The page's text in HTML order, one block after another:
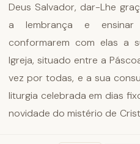
Deus Salvador, dar-Lhe
a lembrança e
conformarem com elas a
Igreja, situado entre a
vez por todas, e a sua
liturgia celebrada em dias
novidade do mistério de